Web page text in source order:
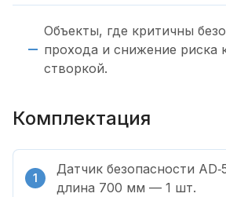
Объекты, где критичны
прохода и снижение риска
створкой.
Комплектация
Датчик безопасности
длина 700 мм — 1 шт.